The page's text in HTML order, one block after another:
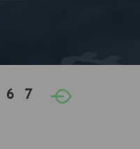
6 7